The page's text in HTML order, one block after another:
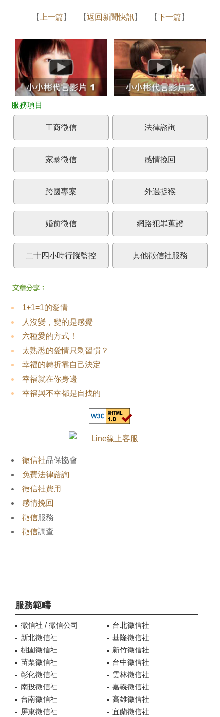
【 上一篇 】 【返回新聞快訊】 【下一篇 】
工商徵信 法律諮詢
家暴徵信 感情挽回
跨國專案 外遇捉猴
婚前徵信 網路犯罪蒐證
二十四小時行蹤監控 其他徵信社服務
1+1=1的愛情
人沒變，變的是感覺
六種愛的方式！
太熟悉的愛情只剩習慣？
幸福的轉折靠自己決定
幸福就在你身邊
幸福與不幸都是自找的
徵信社品保協會
免費法律諮詢
徵信社費用
感情挽回
徵信服務
徵信調查
服務範疇
徵信社 / 徵信公司
台北徵信社
新北徵信社
基隆徵信社
桃園徵信社
新竹徵信社
苗栗徵信社
台中徵信社
彰化徵信社
雲林徵信社
南投徵信社
嘉義徵信社
台南徵信社
高雄徵信社
屏東徵信社
宜蘭徵信社